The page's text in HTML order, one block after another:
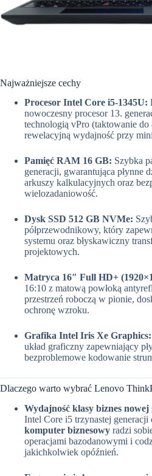
Najważniejsze cechy
Procesor Intel Core i5-1345U:
nowoczesny procesor 13.
technologią vPro (taktowanie
rewelacyjną wydajność przy
Pamięć RAM 16 GB: Szybka
generacji, gwarantująca płynne
arkuszy kalkulacyjnych oraz
wielozadaniowość.
Dysk SSD 512 GB NVMe:
półprzewodnikowy, który
systemu oraz błyskawiczny
projektowych.
Matryca 16″ Full HD+
16:10 z matową powłoką
przestrzeń roboczą w pionie,
ochronę wzroku.
Grafika Intel Iris Xe Graphics:
układ graficzny zapewniający
bezproblemowe kodowanie
Dlaczego warto wybrać Lenovo
Wydajność klasy biznes nowej
Intel Core i5 trzynastej
komputer biznesowy radzi
operacjami bazodanowymi i
jakichkolwiek opóźnień.